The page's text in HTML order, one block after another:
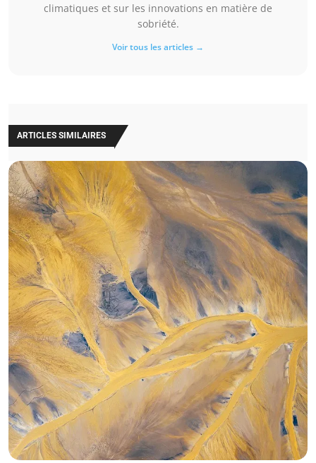
climatiques et sur les innovations en matière de
sobriété.
Voir tous les articles →
ARTICLES SIMILAIRES